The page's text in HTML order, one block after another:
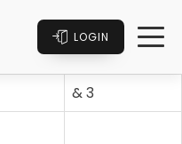
LOGIN
& 3